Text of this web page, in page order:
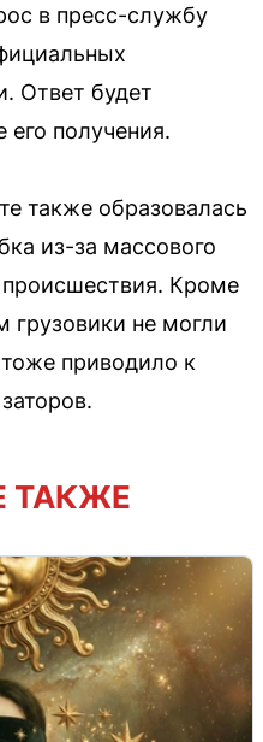
в пресс-службу
Ответ будет
его получения.
также образовалась
из-за массового
Кроме
грузовики не могли
приводило к
ТАКЖЕ